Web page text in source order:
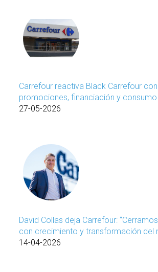
Carrefour reactiva Black Carrefour
promociones, financiación y
27-05-2026
David Collas deja Carrefour:
con crecimiento y transformación del
14-04-2026